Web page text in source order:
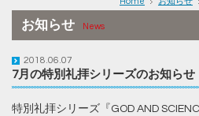
お知らせ News
2018.06.07
7月の特別礼拝シリーズのお知らせ
特別礼拝シリーズ『GOD AND